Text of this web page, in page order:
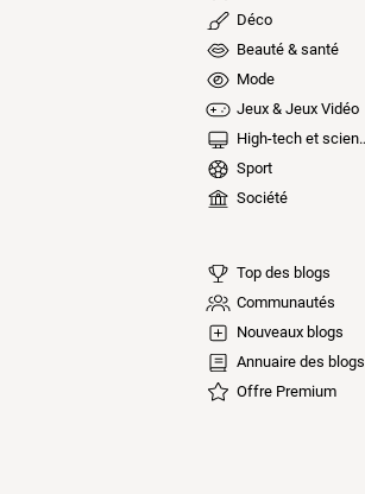
Déco
Beauté & santé
Mode
Jeux & Jeux Vidéo
High-tech et sciences
Sport
Société
Top des blogs
Communautés
Nouveaux blogs
Annuaire des blogs
Offre Premium